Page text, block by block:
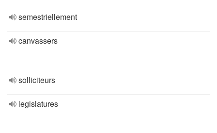
semestriellement
canvassers
solliciteurs
legislatures